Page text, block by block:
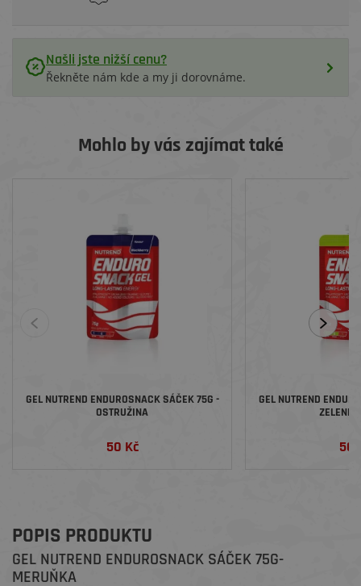
Našli jste nižší cenu?
Řekněte nám kde a my ji dorovnáme.
Mohlo by vás zajímat také
GEL NUTREND ENDUROSNACK SÁČEK 75G -
OSTRUŽINA
50 Kč
GEL NUTREND
ZELENÉ
50
POPIS PRODUKTU
GEL NUTREND ENDUROSNACK SÁČEK 75G-
MERUŇKA